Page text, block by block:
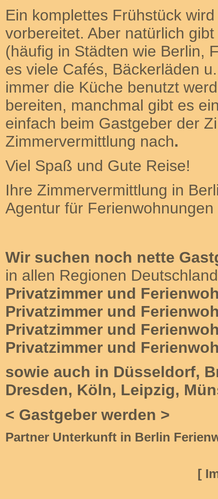
Ein komplettes Frühstück
vorbereitet. Aber natürlich
(häufig in Städten wie Berlin,
es viele Cafés, Bäckerläden
immer die Küche benutzt
bereiten, manchmal gibt es
einfach beim Gastgeber der
Zimmervermittlung nach.
Viel Spaß und Gute Reise!
Ihre Zimmervermittlung in
Agentur für
Wir suchen noch nette
in allen Regionen
Privatzimmer und
Privatzimmer und
Privatzimmer und
Privatzimmer und
sowie auch in Düsseldorf,
Dresden, Köln, Leipzig,
< Gastgeber werden >
Partner Unterkunft in Berlin
[